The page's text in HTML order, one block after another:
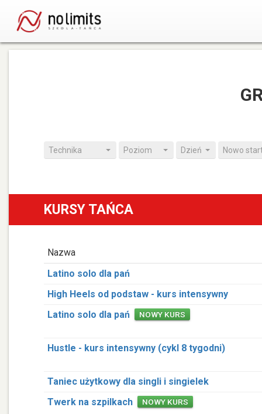
Technika Poziom Dzień Nowo
KURSY TAŃCA
Nazwa
Latino solo dla pań
High Heels od podstaw - kurs intensywny
Latino solo dla pań
NOWY KURS
Hustle - kurs intensywny (cykl 8 tygodni)
Taniec użytkowy dla singli i singielek
Twerk na szpilkach
NOWY KURS